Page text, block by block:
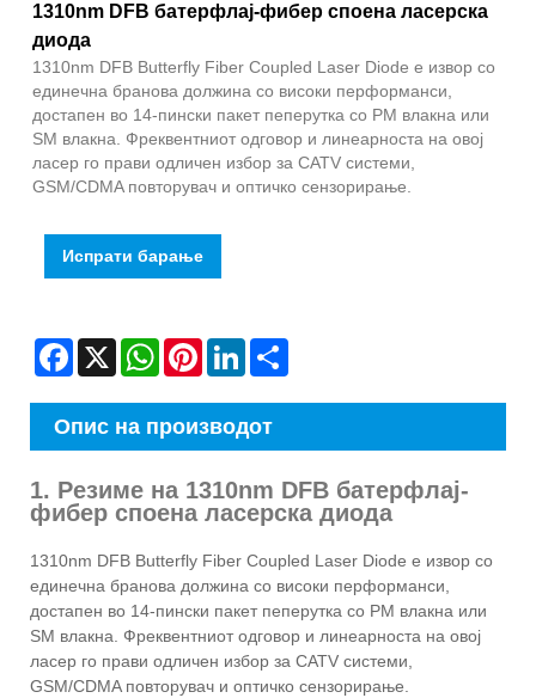
1310nm DFB батерфлај-фибер споена ласерска
диода
1310nm DFB Butterfly Fiber Coupled Laser Diode е извор со
единечна бранова должина со високи перформанси,
достапен во 14-пински пакет пеперутка со PM влакна или
SM влакна. Фреквентниот одговор и линеарноста на овој
ласер го прави одличен избор за CATV системи,
GSM/CDMA повторувач и оптичко сензорирање.
Испрати барање
Facebook
X WhatsAppPinterestLinkedIn
Опис на производот
1. Резиме на 1310nm DFB батерфлај-
фибер споена ласерска диода
1310nm DFB Butterfly Fiber Coupled Laser Diode е извор со
единечна бранова должина со високи перформанси,
достапен во 14-пински пакет пеперутка со PM влакна или
SM влакна. Фреквентниот одговор и линеарноста на овој
ласер го прави одличен избор за CATV системи,
GSM/CDMA повторувач и оптичко сензорирање.